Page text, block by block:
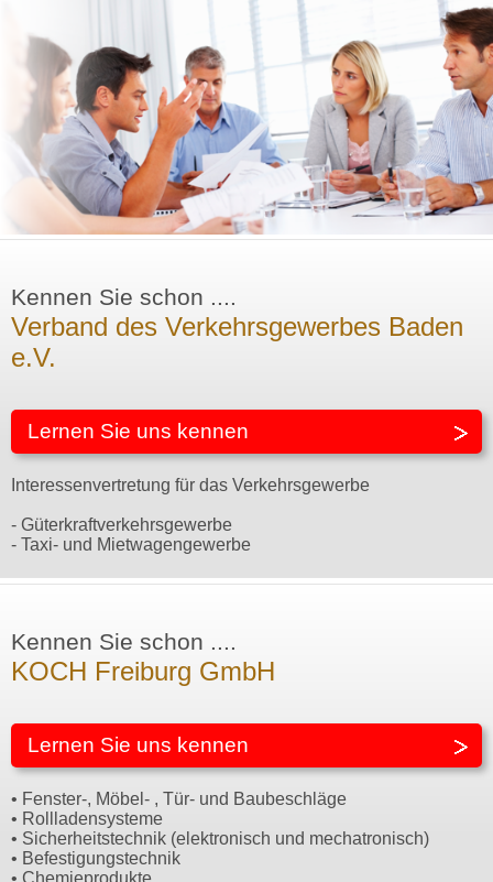
Kennen Sie schon ....
Verband des Verkehrsgewerbes Baden
e.V.
Lernen Sie uns kennen
Interessenvertretung für das Verkehrsgewerbe
- Güterkraftverkehrsgewerbe
- Taxi- und Mietwagengewerbe
Kennen Sie schon ....
KOCH Freiburg GmbH
Lernen Sie uns kennen
• Fenster-, Möbel- , Tür- und Baubeschläge
• Rollladensysteme
• Sicherheitstechnik (elektronisch und mechatronisch)
• Befestigungstechnik